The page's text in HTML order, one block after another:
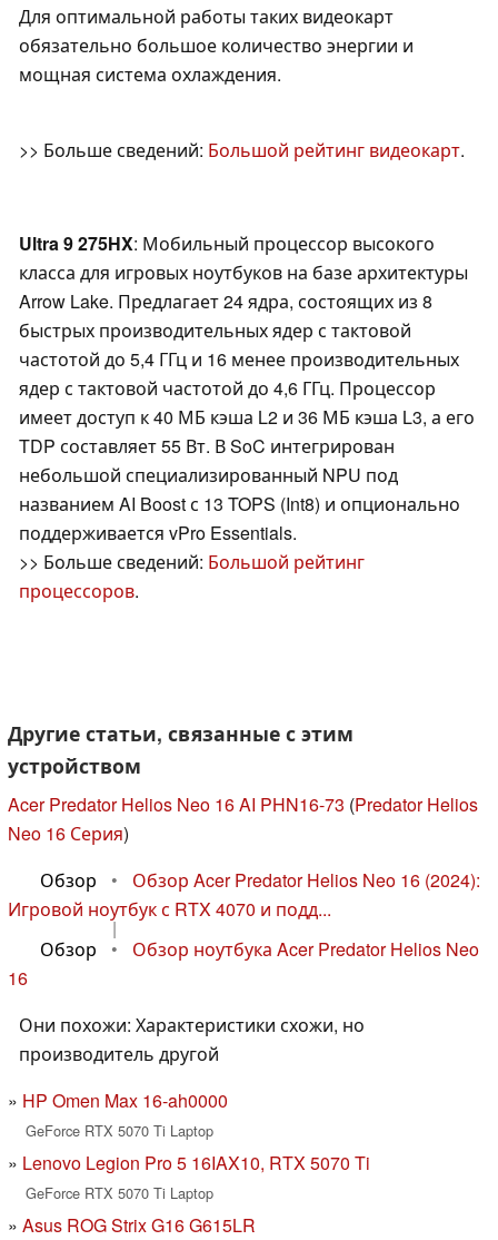
Для оптимальной работы таких видеокарт
обязательно большое количество энергии и
мощная система охлаждения.
>> Больше сведений: Большой рейтинг видеокарт.
Ultra 9 275HX: Мобильный процессор высокого
класса для игровых ноутбуков на базе архитектуры
Arrow Lake. Предлагает 24 ядра, состоящих из 8
быстрых производительных ядер с тактовой
частотой до 5,4 ГГц и 16 менее производительных
ядер с тактовой частотой до 4,6 ГГц. Процессор
имеет доступ к 40 МБ кэша L2 и 36 МБ кэша L3, а его
TDP составляет 55 Вт. В SoC интегрирован
небольшой специализированный NPU под
названием AI Boost с 13 TOPS (Int8) и опционально
поддерживается vPro Essentials.
>> Больше сведений: Большой рейтинг
процессоров.
Другие статьи, связанные с этим
устройством
Acer Predator Helios Neo 16 AI PHN16-73 (Predator Helios
Neo 16 Серия)
Обзор
•
Обзор Acer Predator Helios Neo 16 (2024):
Игровой ноутбук с RTX 4070 и подд...
|
Обзор
•
Обзор ноутбука Acer Predator Helios Neo
16
Они похожи: Характеристики схожи, но
производитель другой
HP Omen Max 16-ah0000
GeForce RTX 5070 Ti Laptop
Lenovo Legion Pro 5 16IAX10, RTX 5070 Ti
GeForce RTX 5070 Ti Laptop
Asus ROG Strix G16 G615LR